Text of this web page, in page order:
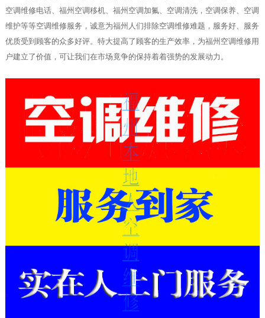
空调维修电话、福州空调移机、福州空调加氟、空调清洗，空调保养、空调
维护等等空调维修服务，诚意为福州人们排除空调维修难题，服务好、服务
优质受到顾客的众多好评。特大提高了顾客的生产效率，为福州空调维修用
户建立了价值，可让我们在市场竟争的保持着着强势的发展动力。